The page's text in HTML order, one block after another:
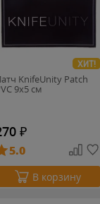
ХИТ!
KnifeUnity Patch
9x5 см
₽
5.0
В корзину